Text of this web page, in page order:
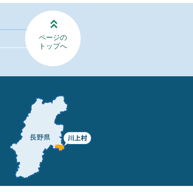
ページの
トップへ